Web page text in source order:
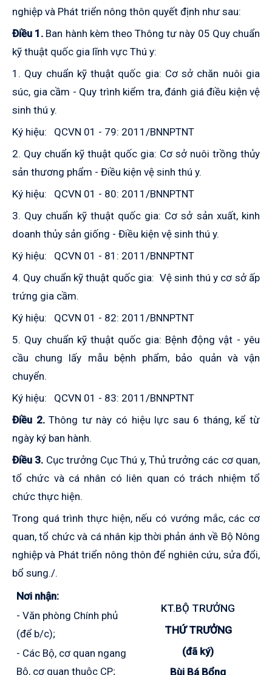
nghiệp và Phát triển nông thôn quyết định như sau:
Điều 1. Ban hành kèm theo Thông tư này 05 Quy chuẩn
kỹ thuật quốc gia lĩnh vực Thú y:
1. Quy chuẩn kỹ thuật quốc gia: Cơ sở chăn nuôi gia
súc, gia cầm - Quy trình kiểm tra, đánh giá điều kiện vệ
sinh thú y.
Ký hiệu: QCVN 01 - 79: 2011/BNNPTNT
2. Quy chuẩn kỹ thuật quốc gia: Cơ sở nuôi trồng thủy
sản thương phẩm - Điều kiện vệ sinh thú y.
Ký hiệu: QCVN 01 - 80: 2011/BNNPTNT
3. Quy chuẩn kỹ thuật quốc gia: Cơ sở sản xuất, kinh
doanh thủy sản giống - Điều kiện vệ sinh thú y.
Ký hiệu: QCVN 01 - 81: 2011/BNNPTNT
4. Quy chuẩn kỹ thuật quốc gia: Vệ sinh thú y cơ sở ấp
trứng gia cầm.
Ký hiệu: QCVN 01 - 82: 2011/BNNPTNT
5. Quy chuẩn kỹ thuật quốc gia: Bệnh động vật - yêu
cầu chung lấy mẫu bệnh phẩm, bảo quản và vận
chuyển.
Ký hiệu: QCVN 01 - 83: 2011/BNNPTNT
Điều 2.Thông tư này có hiệu lực sau 6 tháng, kể từ
ngày ký ban hành.
Điều 3. Cục trưởng Cục Thú y, Thủ trưởng các cơ quan,
tổ chức và cá nhân có liên quan có trách nhiệm tổ
chức thực hiện.
Trong quá trình thực hiện, nếu có vướng mắc, các cơ
quan, tổ chức và cá nhân kịp thời phản ánh về Bộ Nông
nghiệp và Phát triển nông thôn để nghiên cứu, sửa đổi,
bổ sung./.
Nơi nhận:
- Văn phòng Chính phủ
(để b/c);
- Các Bộ, cơ quan ngang
Bộ, cơ quan thuộc CP;
KT.BỘ TRƯỞNG
THỨ TRƯỞNG
(đã ký)
Bùi Bá Bổng